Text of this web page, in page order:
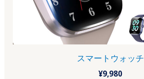
スマートウォッチ
¥9,980